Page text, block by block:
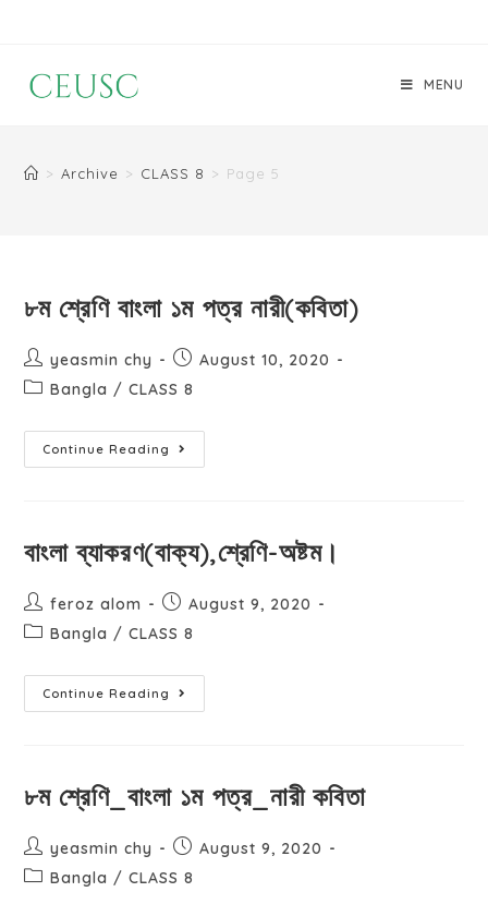
MENU
> Archive > CLASS 8 > Page 5
৮ম শ্রেণি বাংলা ১ম পত্র নারী(কবিতা)
yeasmin chy
August 10, 2020
Bangla / CLASS 8
Continue Reading
বাংলা ব্যাকরণ(বাক্য),শ্রেণি-অষ্টম।
feroz alom
August 9, 2020
Bangla / CLASS 8
Continue Reading
৮ম শ্রেণি_বাংলা ১ম পত্র_নারী কবিতা
yeasmin chy
August 9, 2020
Bangla / CLASS 8